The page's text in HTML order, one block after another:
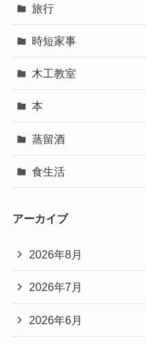
旅行
時短家事
木工教室
本
蒸留酒
食生活
アーカイブ
2026年8月
2026年7月
2026年6月